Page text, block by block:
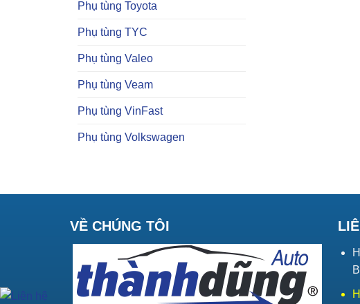
Phụ tùng Toyota
Phụ tùng TYC
Phụ tùng Valeo
Phụ tùng Veam
Phụ tùng VinFast
Phụ tùng Volkswagen
VỀ CHÚNG TÔI